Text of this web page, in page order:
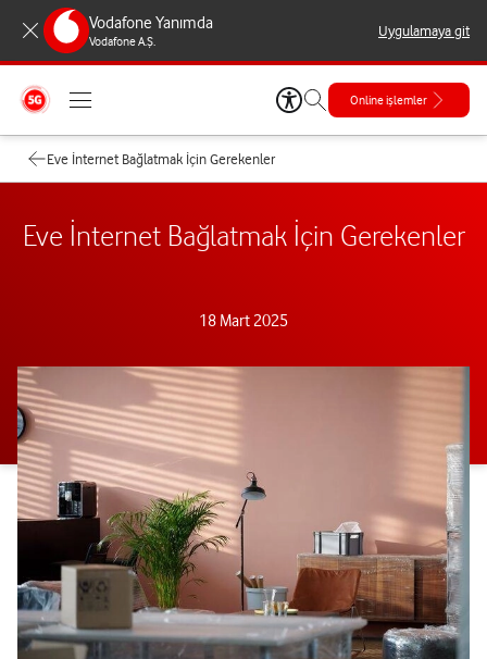
Vodafone Yanımda
Vodafone A.Ş.
Uygulamaya git
Online işlemler
Eve İnternet Bağlatmak İçin Gerekenler
Eve İnternet Bağlatmak İçin Gerekenler
18 Mart 2025